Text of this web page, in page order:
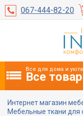
067-444-82-20
Все для дома и уюта
Все
Интернет магазин
Мебельные ткани для